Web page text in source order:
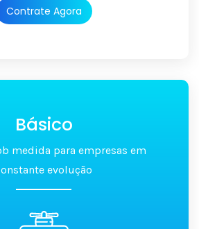
Contrate Agora
Básico
medida para empresas em
evolução